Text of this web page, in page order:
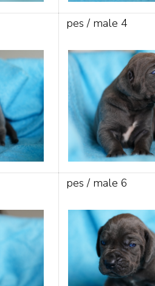
pes / male 4
pes / male 6